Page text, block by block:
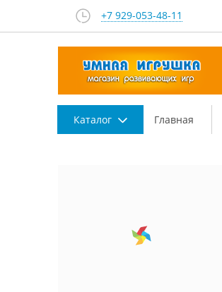
+7 929-053-48-11
Каталог Главная